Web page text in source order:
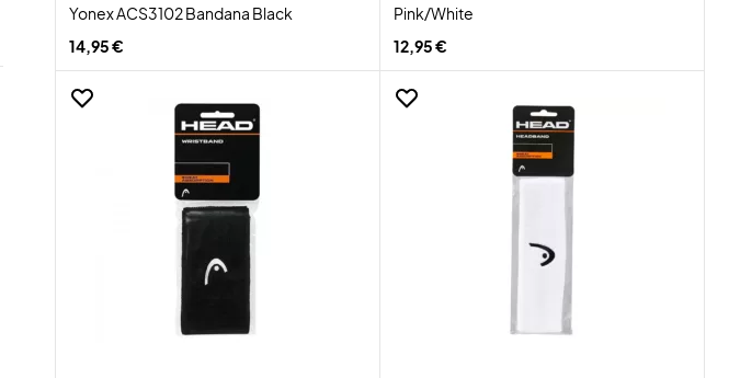
Yonex ACS3102 Bandana Black
14,95 €
Pink/White
12,95 €